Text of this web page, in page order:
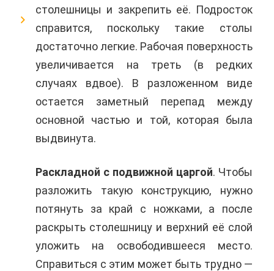
столешницы и закрепить её. Подросток
справится, поскольку такие столы
достаточно легкие. Рабочая поверхность
увеличивается на треть (в редких
случаях вдвое). В разложенном виде
остается заметный перепад между
основной частью и той, которая была
выдвинута.
Раскладной с подвижной царгой. Чтобы
разложить такую конструкцию, нужно
потянуть за край с ножками, а после
раскрыть столешницу и верхний её слой
уложить на освободившееся место.
Справиться с этим может быть трудно —